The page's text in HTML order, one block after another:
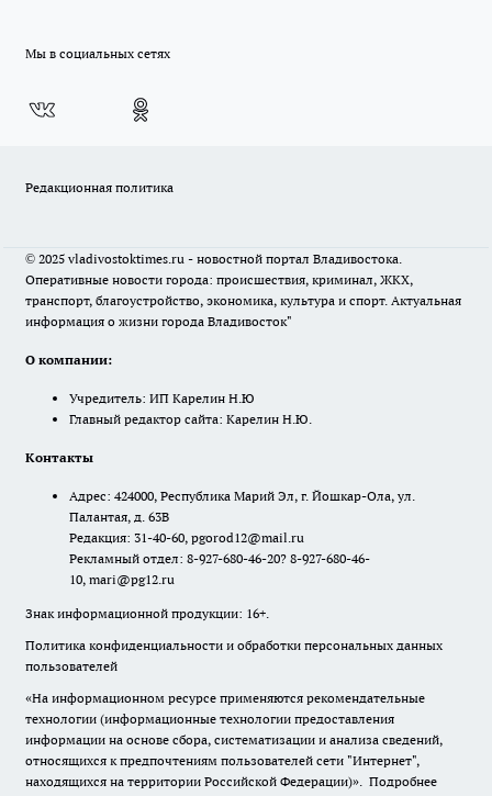
Мы в социальных сетях
Редакционная политика
© 2025 vladivostoktimes.ru - новостной портал Владивостока.
Оперативные новости города: происшествия, криминал, ЖКХ,
транспорт, благоустройство, экономика, культура и спорт. Актуальная
информация о жизни города Владивосток"
О компании:
Учредитель: ИП Карелин Н.Ю
Главный редактор сайта: Карелин Н.Ю.
Контакты
Адрес: 424000, Республика Марий Эл, г. Йошкар-Ола, ул.
Палантая, д. 63В
Редакция: 31-40-60, pgorod12@mail.ru
Рекламный отдел: 8-927-680-46-20? 8-927-680-46-
10, mari@pg12.ru
Знак информационной продукции: 16+.
Политика конфиденциальности и обработки персональных данных
пользователей
«На информационном ресурсе применяются рекомендательные
технологии (информационные технологии предоставления
информации на основе сбора, систематизации и анализа сведений,
относящихся к предпочтениям пользователей сети "Интернет",
находящихся на территории Российской Федерации)». Подробнее